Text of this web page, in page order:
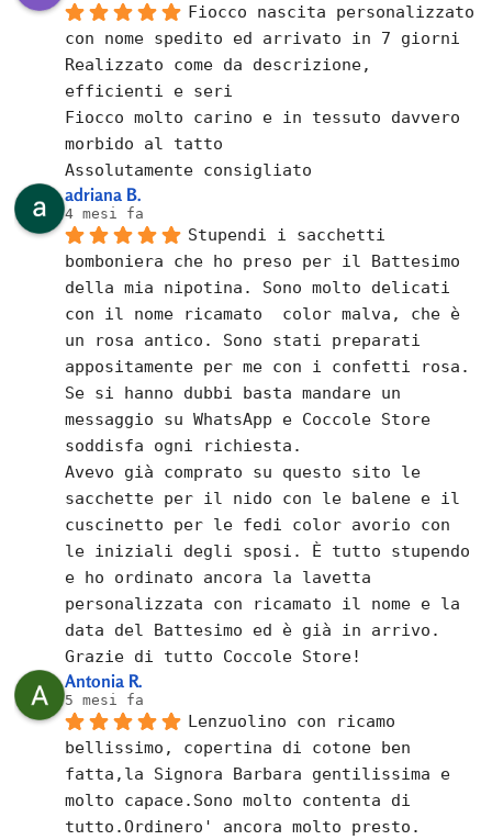
Fiocco nascita personalizzato
con nome spedito ed arrivato in 7 giorni
Realizzato come da descrizione,
efficienti e seri
Fiocco molto carino e in tessuto davvero
morbido al tatto
Assolutamente consigliato
adriana B.
4 mesi fa
Stupendi i sacchetti
bomboniera che ho preso per il Battesimo
della mia nipotina. Sono molto delicati
con il nome ricamato  color malva, che è
un rosa antico. Sono stati preparati
appositamente per me con i confetti rosa.
Se si hanno dubbi basta mandare un
messaggio su WhatsApp e Coccole Store
soddisfa ogni richiesta.
Avevo già comprato su questo sito le
sacchette per il nido con le balene e il
cuscinetto per le fedi color avorio con
le iniziali degli sposi. È tutto stupendo
e ho ordinato ancora la lavetta
personalizzata con ricamato il nome e la
data del Battesimo ed è già in arrivo.
Grazie di tutto Coccole Store!
Antonia R.
5 mesi fa
Lenzuolino con ricamo
bellissimo, copertina di cotone ben
fatta,la Signora Barbara gentilissima e
molto capace.Sono molto contenta di
tutto.Ordinero' ancora molto presto.